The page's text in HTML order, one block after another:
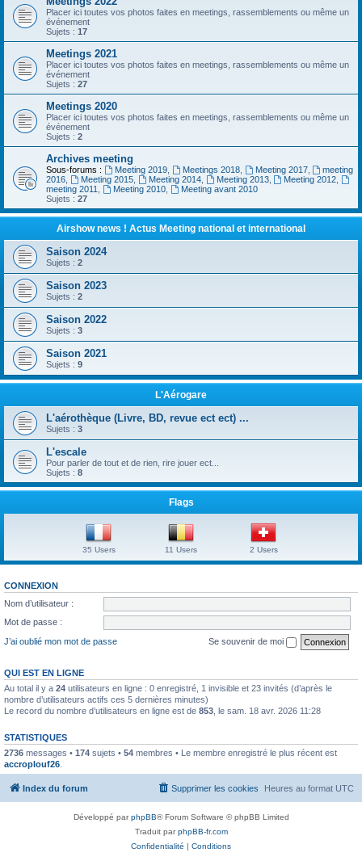
Placer ici toutes vos photos faites en meetings, rassemblements ou même un
événement
Sujets : 17
Meetings 2021
Placer ici toutes vos photos faites en meetings, rassemblements ou même un
événement
Sujets : 27
Meetings 2020
Placer ici toutes vos photos faites en meetings, rassemblements ou même un
événement
Sujets : 2
Archives meeting
Sous-forums : Meeting 2019, Meetings 2018, Meeting 2017,
meeting
2016
Meeting 2015, Meeting 2014, Meeting 2013, Meeting 2012
meeting 2011
Meeting 2010,
Meeting avant 2010
Sujets : 27
Airshow news ! Actus Meeting national et international
Saison 2024
Sujets : 2
Saison 2023
Sujets : 2
Saison 2022
Sujets : 3
Saison 2021
Sujets : 9
L'Aérogare
L'aérothèque (Livre, BD, revue ect ect) ...
Sujets : 3
L'escale
Pour parler de tout et de rien, rire jouer ect...
Sujets : 8
Flags
35 Users 11 Users 2 Users
CONNEXION
Nom d’utilisateur :
Mot de passe :
J’ai oublié mon mot de passe
Se souvenir de moi
QUI EST EN LIGNE
Au total il y a 24 utilisateurs en ligne : 0 enregistré, 1 invisible et 23 invités (d’après le
nombre d’utilisateurs actifs ces 5 dernières minutes)
Le record du nombre d’utilisateurs en ligne est de 853 , le sam. 18 avr. 2026 11:28
STATISTIQUES
2736 messages • 174 sujets • 54 membres • Le membre enregistré le plus récent est
accroplouf26
Index du forum Heures au format UTC
Supprimer les cookies
Développé parphpBB® Forum Software © phpBB Limited
Traduit parphpBB-fr.com
Confidentialité | Conditions